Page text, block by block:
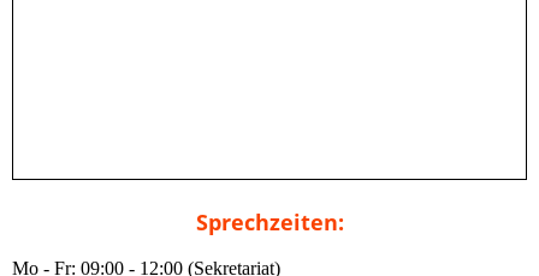
Sprechzeiten:
Mo - Fr: 09:00 - 12:00 (Sekretariat)